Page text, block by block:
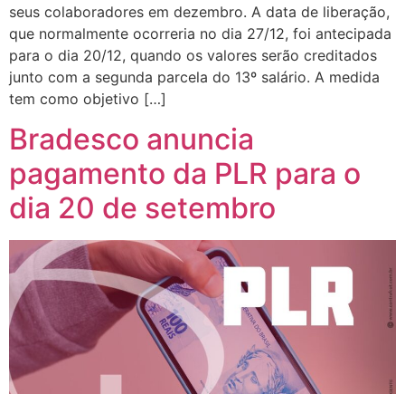
seus colaboradores em dezembro. A data de liberação,
que normalmente ocorreria no dia 27/12, foi antecipada
para o dia 20/12, quando os valores serão creditados
junto com a segunda parcela do 13º salário. A medida
tem como objetivo […]
Bradesco anuncia
pagamento da PLR para o
dia 20 de setembro